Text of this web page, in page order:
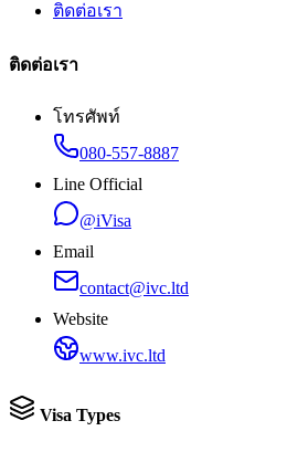
ติดต่อเรา
ติดต่อเรา
โทรศัพท์
080-557-8887
Line Official
@iVisa
Email
contact@ivc.ltd
Website
www.ivc.ltd
Visa Types